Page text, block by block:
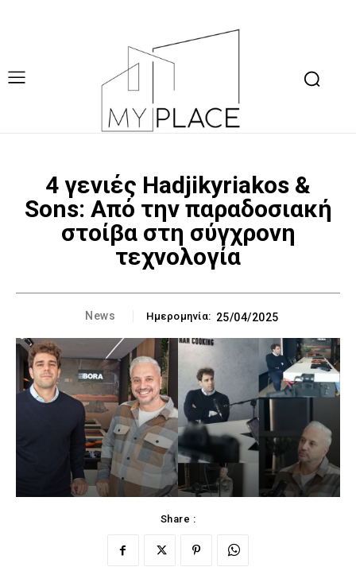
4 γενιές Hadjikyriakos &
Sons: Από την παραδοσιακή
στοίβα στη σύγχρονη
τεχνολογία
News Ημερομηνία: 25/04/2025
Share :